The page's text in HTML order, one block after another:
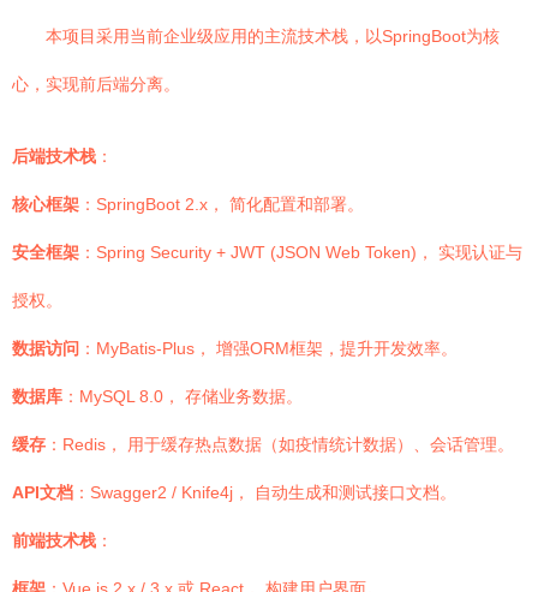
本项目采用当前企业级应用的主流技术栈，以SpringBoot为核
心，实现前后端分离。
后端技术栈 ：
核心框架 ：SpringBoot 2.x， 简化配置和部署。
安全框架 ：Spring Security + JWT (JSON Web Token)， 实现认证与
授权。
数据访问 ：MyBatis-Plus， 增强ORM框架，提升开发效率。
数据库 ：MySQL 8.0， 存储业务数据。
缓存 ：Redis， 用于缓存热点数据（如疫情统计数据）、会话管理。
API文档 ：Swagger2 / Knife4j， 自动生成和测试接口文档。
前端技术栈 ：